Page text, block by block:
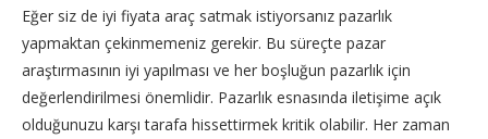
Eğer siz de iyi fiyata araç satmak istiyorsanız pazarlık
yapmaktan çekinmemeniz gerekir. Bu süreçte pazar
araştırmasının iyi yapılması ve her boşluğun pazarlık için
değerlendirilmesi önemlidir. Pazarlık esnasında iletişime açık
olduğunuzu karşı tarafa hissettirmek kritik olabilir. Her zaman